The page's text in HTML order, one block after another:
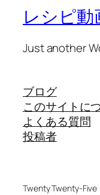
レシピ動
Just another
ブログ
このサイトに
よくある質問
投稿者
Twenty Twenty-Five